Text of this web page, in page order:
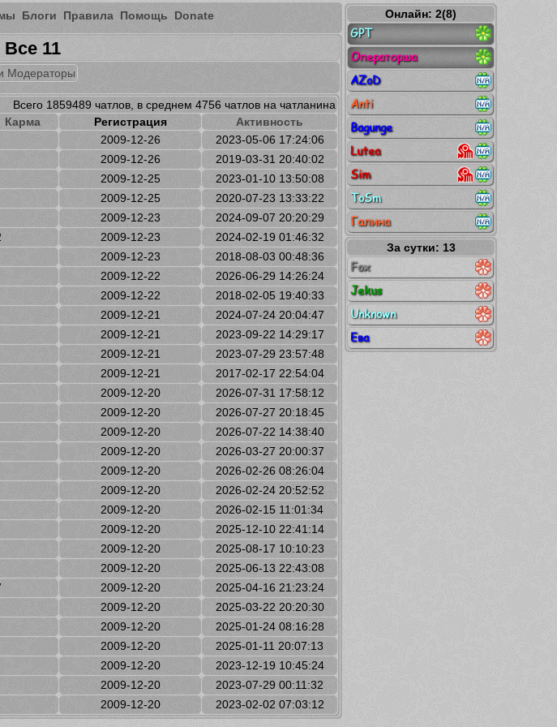
Блоги Правила Помощь Donate
11
Модераторы
Всего 1859489 чатлов, в среднем 4756 чатлов на чатланина
Карма Регистрация
Активность
2009-12-26
2023-05-06 17:24:06
2009-12-26
2019-03-31 20:40:02
2009-12-25
2023-01-10 13:50:08
2009-12-25
2020-07-23 13:33:22
2009-12-23
2024-09-07 20:20:29
2009-12-23
2024-02-19 01:46:32
2009-12-23
2018-08-03 00:48:36
2009-12-22
2026-06-29 14:26:24
2009-12-22
2018-02-05 19:40:33
2009-12-21
2024-07-24 20:04:47
2009-12-21
2023-09-22 14:29:17
2009-12-21
2023-07-29 23:57:48
2009-12-21
2017-02-17 22:54:04
2009-12-20
2026-07-31 17:58:12
2009-12-20
2026-07-27 20:18:45
2009-12-20
2026-07-22 14:38:40
2009-12-20
2026-03-27 20:00:37
2009-12-20
2026-02-26 08:26:04
2009-12-20
2026-02-24 20:52:52
2009-12-20
2026-02-15 11:01:34
2009-12-20
2025-12-10 22:41:14
2009-12-20
2025-08-17 10:10:23
2009-12-20
2025-06-13 22:43:08
2009-12-20
2025-04-16 21:23:24
2009-12-20
2025-03-22 20:20:30
2009-12-20
2025-01-24 08:16:28
2009-12-20
2025-01-11 20:07:13
2009-12-20
2023-12-19 10:45:24
2009-12-20
2023-07-29 00:11:32
2009-12-20 2023-02-02 07:03:12
Онлайн: 2(8)
GPT
Операторша
AZoD
Anti
Bagunge
Lutea
Sim
ToSm
Галина
За сутки: 13
Fox
Jekus
Unknown
Ева